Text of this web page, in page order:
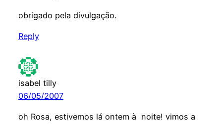
obrigado pela divulgação.
Reply
isabel tilly
06/05/2007
oh Rosa, estivemos lá ontem à noite! vimos a